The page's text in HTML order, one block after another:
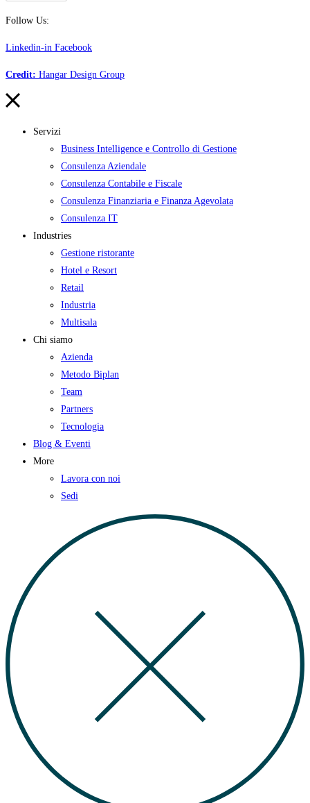
Follow Us:
Linkedin-in Facebook
Credit: Hangar Design Group
Servizi
Business Intelligence e Controllo di Gestione
Consulenza Aziendale
Consulenza Contabile e Fiscale
Consulenza Finanziaria e Finanza Agevolata
Consulenza IT
Industries
Gestione ristorante
Hotel e Resort
Retail
Industria
Multisala
Chi siamo
Azienda
Metodo Biplan
Team
Partners
Tecnologia
Blog & Eventi
More
Lavora con noi
Sedi